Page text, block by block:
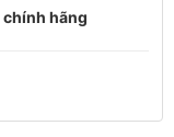
chính hãng